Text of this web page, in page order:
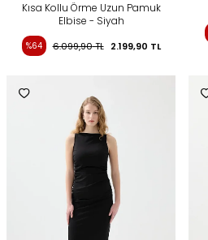
Kısa Kollu Örme Uzun Pamuk
Elbise - Siyah
%64 6.099,90TL 2.199,90 TL